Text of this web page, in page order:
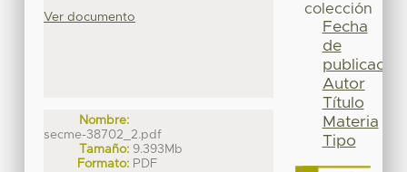
Ver documento
Nombre:
secme-38702_2.pdf
Tamaño: 9.393Mb
Formato: PDF
colección
Fecha
de
publicación
Autor
Título
Materia
Tipo